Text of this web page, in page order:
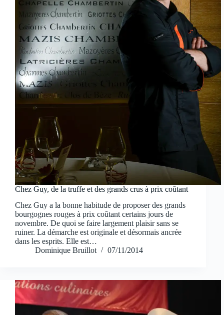
Chez Guy, de la truffe et des grands crus à prix coûtant
Chez Guy a la bonne habitude de proposer des grands
bourgognes rouges à prix coûtant certains jours de
novembre. De quoi se faire largement plaisir sans se
ruiner. La démarche est originale et désormais ancrée
dans les esprits. Elle est…
Dominique Bruillot
07/11/2014